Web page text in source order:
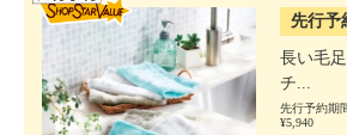
先行予
長い毛
チ...
先行予約期
¥5,940